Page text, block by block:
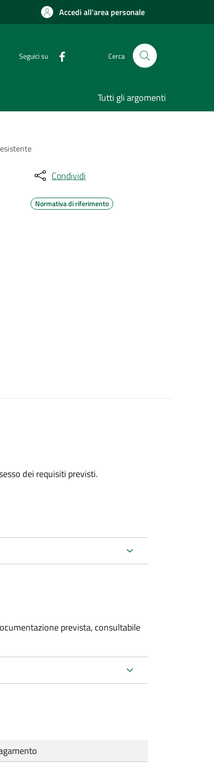
Accedi all'area personale
Seguici su Cerca
Tutti gli argomenti
Condividi
Normativa di riferimento
dei requisiti previsti.
prevista, consultabile